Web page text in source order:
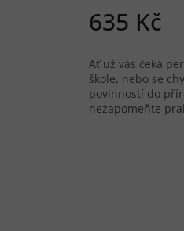
635 Kč
Ať už vás čeká
škole, nebo se
povinností do
nezapomeňte